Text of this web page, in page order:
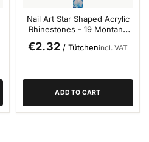
Nail Art Star Shaped Acrylic
Rhinestones - 19 Montana
€2.32/ Tütchenincl. VAT
ADD TO CART